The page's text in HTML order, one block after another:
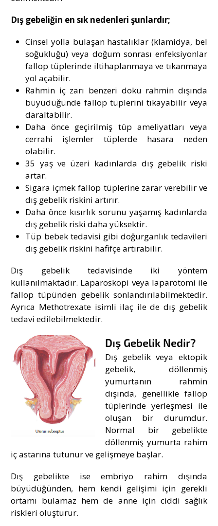
Dış gebeliğin en sık nedenleri şunlardır;
Cinsel yolla bulaşan hastalıklar (klamidya, bel
soğukluğu) veya doğum sonrası enfeksiyonlar
fallop tüplerinde iltihaplanmaya ve tıkanmaya
yol açabilir.
Rahmin iç zarı benzeri doku rahmin dışında
büyüdüğünde fallop tüplerini tıkayabilir veya
daraltabilir.
Daha önce geçirilmiş tüp ameliyatları veya
cerrahi işlemler tüplerde hasara neden
olabilir.
35 yaş ve üzeri kadınlarda dış gebelik riski
artar.
Sigara içmek fallop tüplerine zarar verebilir ve
dış gebelik riskini artırır.
Daha önce kısırlık sorunu yaşamış kadınlarda
dış gebelik riski daha yüksektir.
Tüp bebek tedavisi gibi doğurganlık tedavileri
dış gebelik riskini hafifçe artırabilir.
Dış gebelik tedavisinde iki yöntem
kullanılmaktadır. Laparoskopi veya laparotomi ile
fallop tüpünden gebelik sonlandırılabilmektedir.
Ayrıca Methotrexate isimli ilaç ile de dış gebelik
tedavi edilebilmektedir.
Dış Gebelik Nedir?
Dış gebelik veya ektopik
gebelik, döllenmiş
yumurtanın rahmin
dışında, genellikle fallop
tüplerinde yerleşmesi ile
oluşan bir durumdur.
Normal bir gebelikte
döllenmiş yumurta rahim
iç astarına tutunur ve gelişmeye başlar.
Dış gebelikte ise embriyo rahim dışında
büyüdüğünden, hem kendi gelişimi için gerekli
ortamı bulamaz hem de anne için ciddi sağlık
riskleri oluşturur.